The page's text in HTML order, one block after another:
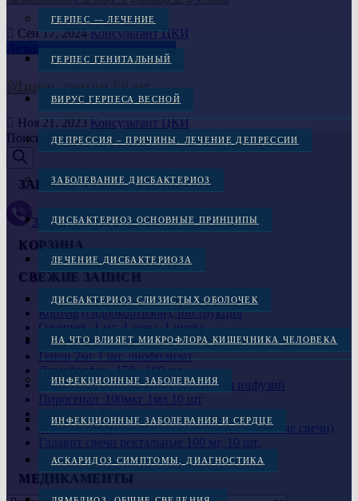
ГЕРПЕС — ЛЕЧЕНИЕ
ГЕРПЕС ГЕНИТАЛЬНЫЙ
ВИРУС ГЕРПЕСА ВЕСНОЙ
ДЕПРЕССИЯ – ПРИЧИНЫ. ЛЕЧЕНИЕ ДЕПРЕССИИ
ЗАБОЛЕВАНИЕ ДИСБАКТЕРИОЗ
ДИСБАКТЕРИОЗ ОСНОВНЫЕ ПРИНЦИПЫ
ЛЕЧЕНИЕ ДИСБАКТЕРИОЗА
ДИСБАКТЕРИОЗ СЛИЗИСТЫХ ОБОЛОЧЕК
НА ЧТО ВЛИЯЕТ МИКРОФЛОРА КИШЕЧНИКА ЧЕЛОВЕКА
ИНФЕКЦИОННЫЕ ЗАБОЛЕВАНИЯ
ИНФЕКЦИОННЫЕ ЗАБОЛЕВАНИЯ И СЕРДЦЕ
АСКАРИДОЗ СИМПТОМЫ, ДИАГНОСТИКА
Сен 17, 2024Консультант ЦКИ
Лекарственные препараты
Мидзо, капли 60 мг
Ноя 21, 2023Консультант ЦКИ
Поиск товаров
ЗАКАЗЫ ЧЕРЕЗ VIBER :
Заказать через Viber +38(097)-869-72-38
КОРЗИНА
СВЕЖИЕ ЗАПИСИ
Кортеф (гидрокортизон), инструкция
Оземпик, 1 мг, 4 дозы, 1 ручка
Мидзо, капли 60 мг
Гепон 2мг 1 шт. лиофилизат
Димефосфон, 15%, 100 мл
Реамберин 1,5% 500мл, раствор для инфузий
Пирогенал 100мкг 1мл 10 шт
Intrarosa (интрароза) 6.5 мг. № 28 (вагинальные свечи)
Галавит свечи ректальные 100 мг, 10 шт.
МЕДИКАМЕНТЫ